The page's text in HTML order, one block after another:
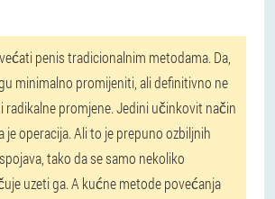
penis tradicionalnim metodama. Da,
minimalno promijeniti, ali definitivno ne
radikalne promjene. Jedini učinkovit način
je operacija. Ali to je prepuno ozbiljnih
tako da se samo nekoliko
uzeti ga. A kućne metode povećanja